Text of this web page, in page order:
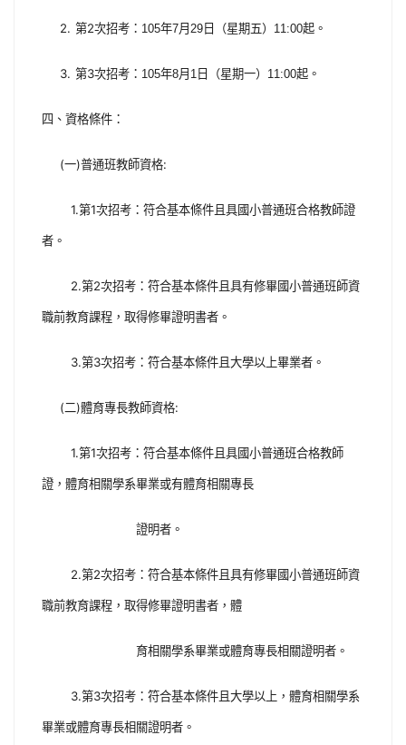
2. 第2次招考： 105年7月 29 日（星期五） 11:00起。
3. 第3次招考： 105年8月 1 日（星期一） 11:00起。
四、資格條件：
(一)普通班教師資格:
1.第1次招考：符合基本條件且具國小普通班合格教師證
者。
2.第2次招考：符合基本條件且具有修畢國小普通班師資
職前教育課程，取得修畢證明書者。
3.第3次招考：符合基本條件且大學以上畢業者。
(二)體育專長教師資格:
1.第1次招考：符合基本條件且具國小普通班合格教師
證，體育相關學系畢業或有體育相關專長
證明者。
2.第2次招考：符合基本條件且具有修畢國小普通班師資
職前教育課程，取得修畢證明書者，體
育相關學系畢業或體育專長相關證明者。
3.第3次招考：符合基本條件且大學以上，體育相關學系
畢業或體育專長相關證明者。